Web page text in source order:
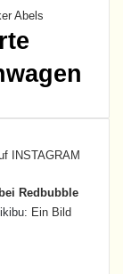
INSTAGRAM
Redbubble
Ein Bild